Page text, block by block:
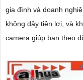
gia đình và doanh nghiệp. Với độ phân giải cao Full HD,
không dây tiện lợi, và
camera giúp bạn theo